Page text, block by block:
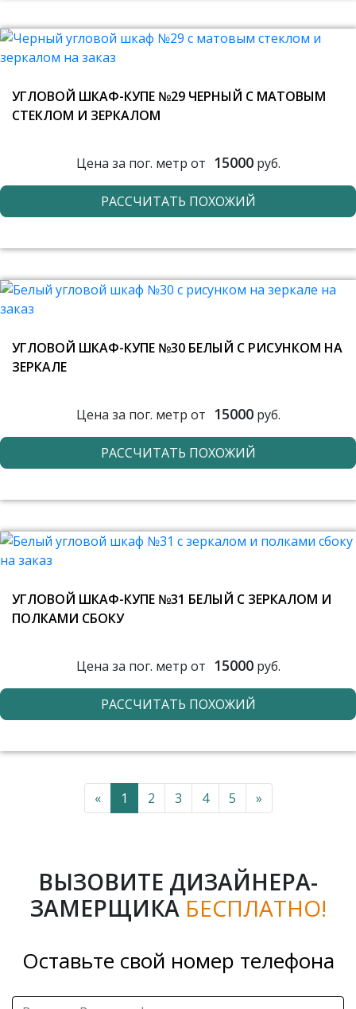
УГЛОВОЙ ШКАФ-КУПЕ №29 ЧЕРНЫЙ С МАТОВЫМ
СТЕКЛОМ И ЗЕРКАЛОМ
Цена за пог. метр от 15000руб.
РАССЧИТАТЬ ПОХОЖИЙ
УГЛОВОЙ ШКАФ-КУПЕ №30 БЕЛЫЙ С РИСУНКОМ НА
ЗЕРКАЛЕ
Цена за пог. метр от 15000руб.
РАССЧИТАТЬ ПОХОЖИЙ
УГЛОВОЙ ШКАФ-КУПЕ №31 БЕЛЫЙ С ЗЕРКАЛОМ И
ПОЛКАМИ СБОКУ
Цена за пог. метр от 15000руб.
РАССЧИТАТЬ ПОХОЖИЙ
« 1 2 3 4 5 »
ВЫЗОВИТЕ ДИЗАЙНЕРА-
ЗАМЕРЩИКА БЕСПЛАТНО!
Оставьте свой номер телефона